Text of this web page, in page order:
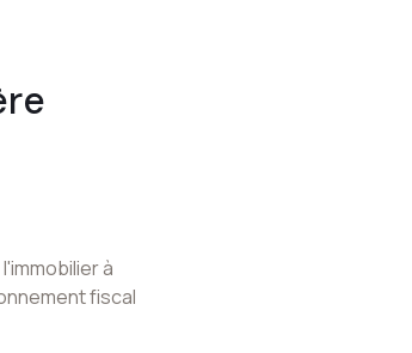
à
fiscal